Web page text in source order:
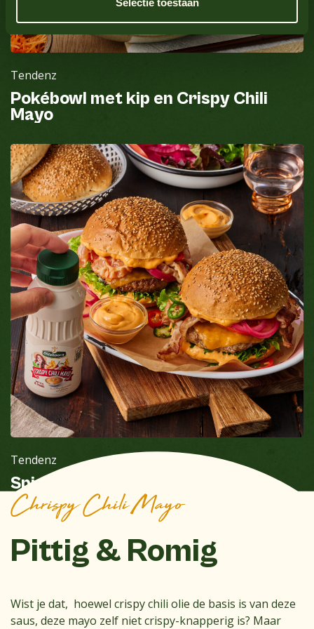
Tendenz
Pokébowl met kip en Crispy Chili
Mayo
Tendenz
Spicy Crispy Chili Mayo burger
Chrispy Chili Mayo
Pittig & Romig
Wist je dat, hoewel crispy chili olie de basis is van deze
saus, deze mayo zelf niet crispy-knapperig is? Maar